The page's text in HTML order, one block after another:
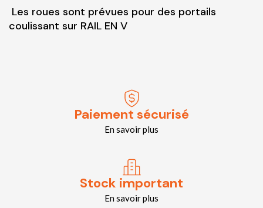
Les roues sont prévues pour des portails
coulissant sur RAIL EN V
Paiement sécurisé
En savoir plus
Stock important
En savoir plus